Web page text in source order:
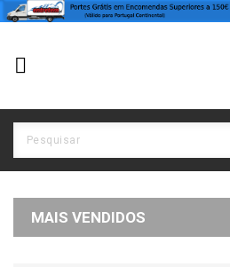

MAIS VENDIDOS